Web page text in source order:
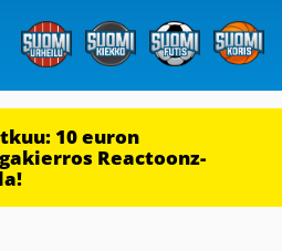
10 euron
Reactoonz-